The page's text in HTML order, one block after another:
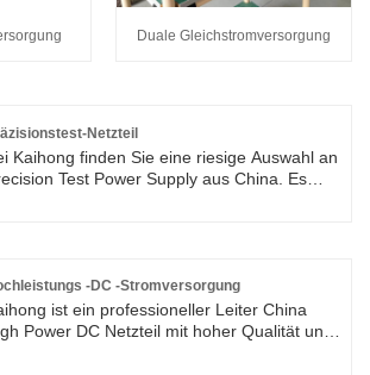
Duale Gleichstromversorgung
Netzteil
Kaihong finden Sie eine riesige Auswahl an
Test Power Supply aus China. Es
Leistung und andere elektrische
-DC -Stromversorgung
ist ein professioneller Leiter China
Power DC Netzteil mit hoher Qualität und